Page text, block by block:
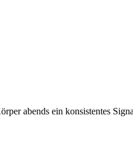
abends ein konsistentes